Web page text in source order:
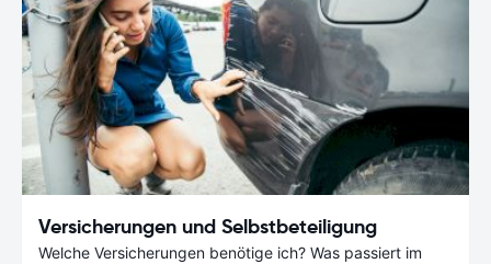
Versicherungen und Selbstbeteiligung
Welche Versicherungen benötige ich? Was passiert im